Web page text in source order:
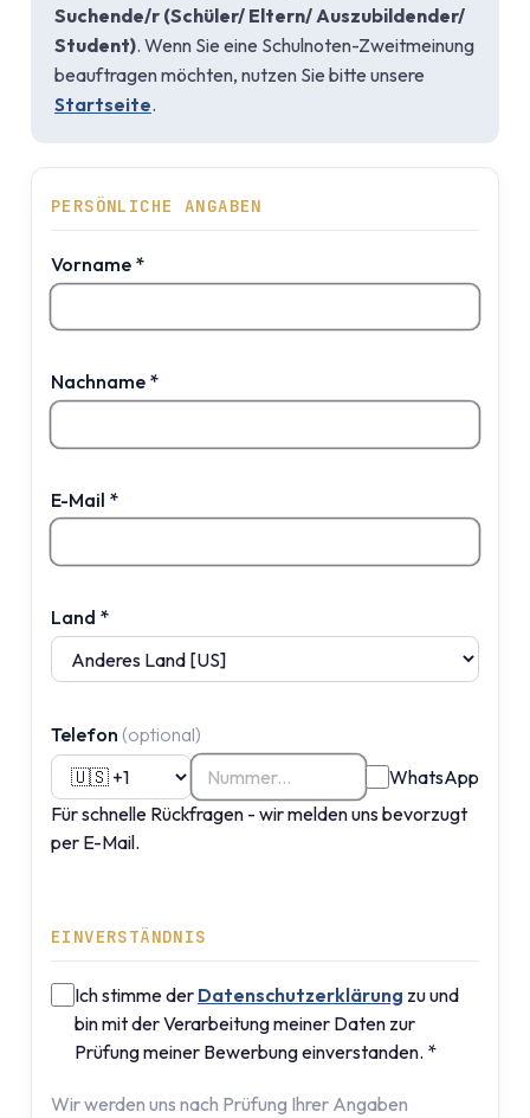
PERSÖNLICHE ANGABEN
Vorname *
Nachname *
E-Mail *
Land *
Telefon (optional)
WhatsApp
Für schnelle Rückfragen - wir melden uns bevorzugt
per E-Mail.
EINVERSTÄNDNIS
Ich stimme der Datenschutzerklärung zu und
bin mit der Verarbeitung meiner Daten zur
Prüfung meiner Bewerbung einverstanden. *
Wir werden uns nach Prüfung Ihrer Angaben
Suchende/r (Schüler/ Eltern/ Auszubildender/
Student). Wenn Sie eine Schulnoten-Zweitmeinung
beauftragen möchten, nutzen Sie bitte unsere
Startseite.